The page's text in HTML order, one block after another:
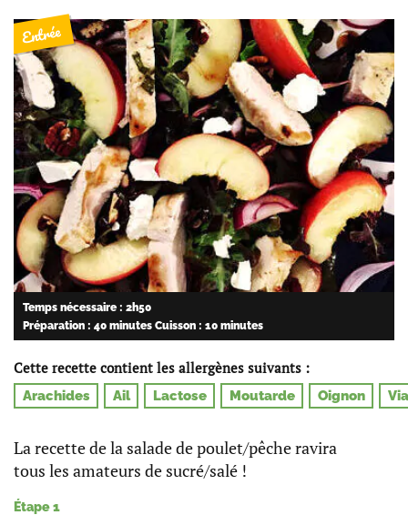
Entrée
Temps nécessaire : 2h50
Préparation : 40 minutes Cuisson : 10 minutes
Cette recette contient les allergènes suivants :
Arachides Ail Lactose Moutarde Oignon
La recette de la salade de poulet/pêche ravira
tous les amateurs de sucré/salé !
Étape 1